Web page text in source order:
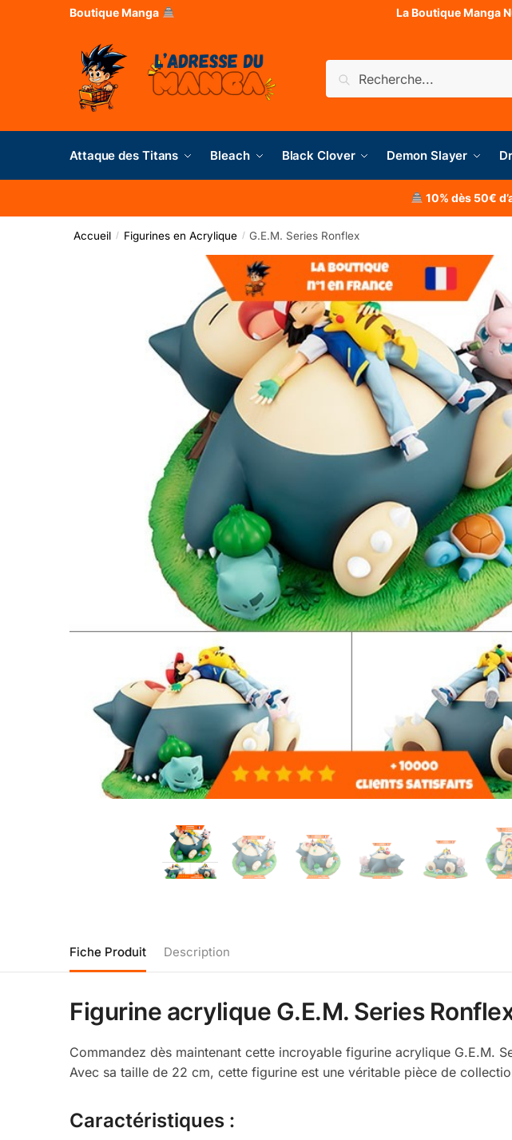
Boutique Manga La Boutique Manga
Attaque des Titans Bleach Black Clover Demon Slayer
10% dès 50€
Accueil / Figurines en Acrylique / G.E.M. Series Ronflex
Fiche Produit Description
Figurine acrylique G.E.M. Series
Commandez dès maintenant cette incroyable figurine acrylique G.E.M.
Avec sa taille de 22 cm, cette figurine est une véritable pièce de
Caractéristiques :